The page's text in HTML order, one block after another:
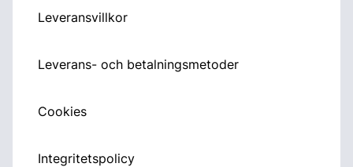
Leveransvillkor
Leverans- och betalningsmetoder
Cookies
Integritetspolicy